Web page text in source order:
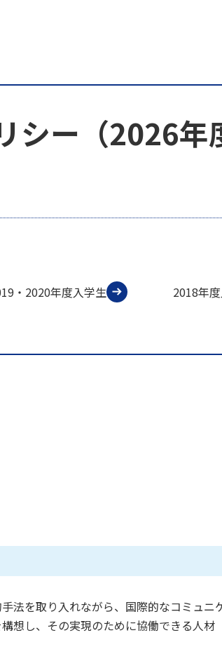
シー（2026年
・2020年度入学生 2018年
法を取り入れながら、国際的なコミュニ
想し、その実現のために協働できる人材